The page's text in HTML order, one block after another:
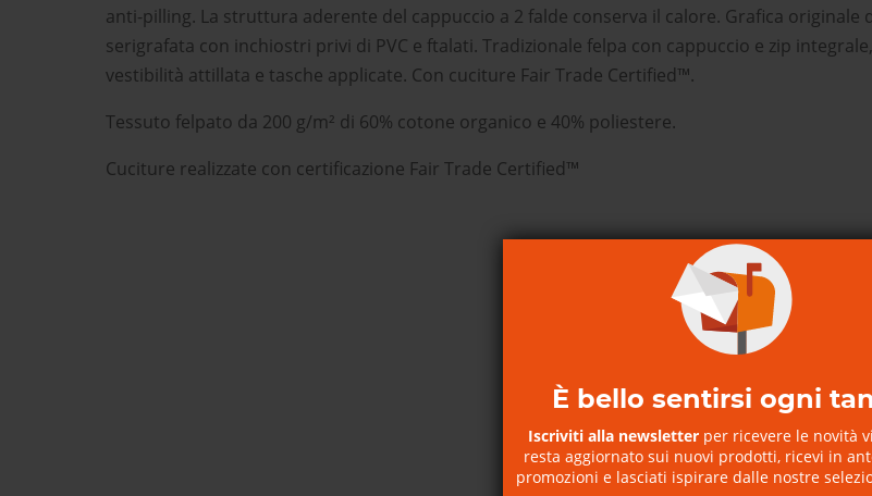
È bello sentirsi ogni
Iscriviti alla newsletterper ricevere le novità
resta aggiornato sui nuovi prodotti, ricevi in
promozioni e lasciati ispirare dalle nostre
anti-pilling. La struttura aderente del cappuccio a 2 falde conserva il calore. Grafica originale
serigrafata con inchiostri privi di PVC e ftalati. Tradizionale felpa con cappuccio e zip
vestibilità attillata e tasche applicate. Con cuciture Fair Trade Certified™.
Tessuto felpato da 200 g/m² di 60% cotone organico e 40% poliestere.
Cuciture realizzate con certificazione Fair Trade Certified™
DA CHI CI VUOLE